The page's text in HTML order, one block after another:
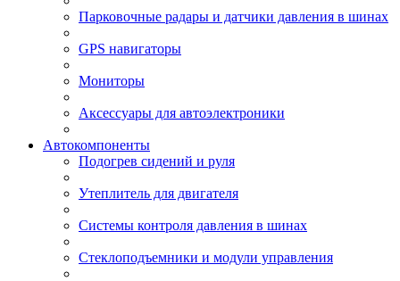
Парковочные радары и датчики давления в шинах
GPS навигаторы
Мониторы
Аксессуары для автоэлектроники
Автокомпоненты
Подогрев сидений и руля
Утеплитель для двигателя
Системы контроля давления в шинах
Стеклоподъемники и модули управления